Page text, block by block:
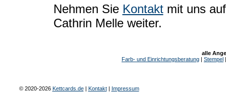
Nehmen Sie Kontaktmit uns
Cathrin Melle weiter.
alle
Farb- und Einrichtungsberatung | Stempel
© 2020-2026 Kettcards.de| Kontakt| Impressum